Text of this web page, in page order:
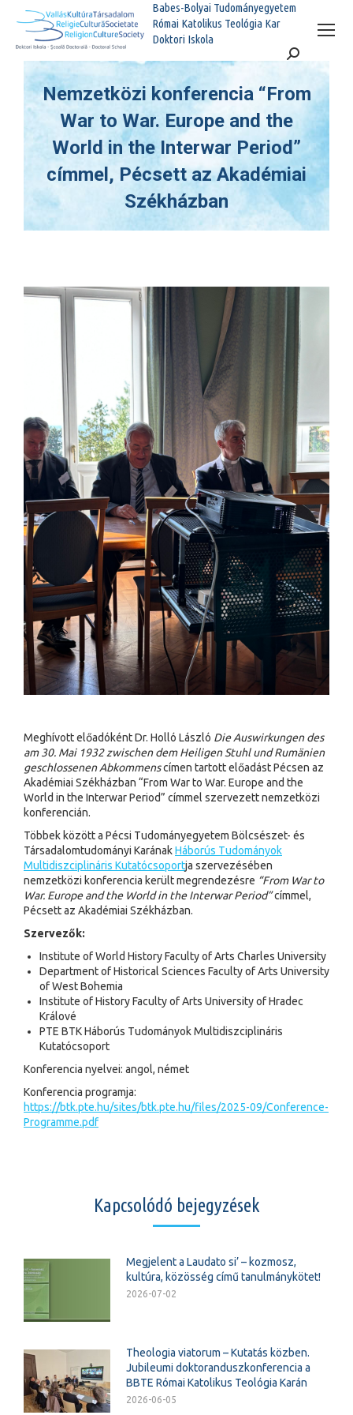
Babes-Bolyai Tudományegyetem
Római Katolikus Teológia Kar
Doktori Iskola
Search:
Nemzetközi konferencia “From
War to War. Europe and the
World in the Interwar Period”
címmel, Pécsett az Akadémiai
Székházban
You are here:
Meghívott előadóként Dr. Holló László Die Auswirkungen des
am 30. Mai 1932 zwischen dem Heiligen Stuhl und Rumänien
geschlossenen Abkommenscímen tartott előadást Pécsen az
Akadémiai Székházban “From War to War. Europe and the
World in the Interwar Period” címmel szervezett nemzetközi
konferencián.
Többek között a Pécsi Tudományegyetem Bölcsészet- és
Társadalomtudományi KaránakHáborús Tudományok
Multidiszciplináris Kutatócsoportja szervezésében
nemzetközi konferencia került megrendezésre “From War to
War. Europe and the World in the Interwar Period”címmel,
Pécsett az Akadémiai Székházban.
Szervezők:
Institute of World History Faculty of Arts Charles University
Department of Historical Sciences Faculty of Arts University
of West Bohemia
Institute of History Faculty of Arts University of Hradec
Králové
PTE BTK Háborús Tudományok Multidiszciplináris
Kutatócsoport
Konferencia nyelvei: angol, német
Konferencia programja:
https://btk.pte.hu/sites/btk.pte.hu/files/2025-09/Conference-
Programme.pdf
Kapcsolódó bejegyzések
Megjelent a Laudato si’ – kozmosz,
kultúra, közösség című tanulmánykötet!
2026-07-02
Theologia viatorum – Kutatás közben.
Jubileumi doktoranduszkonferencia a
BBTE Római Katolikus Teológia Karán
2026-06-05